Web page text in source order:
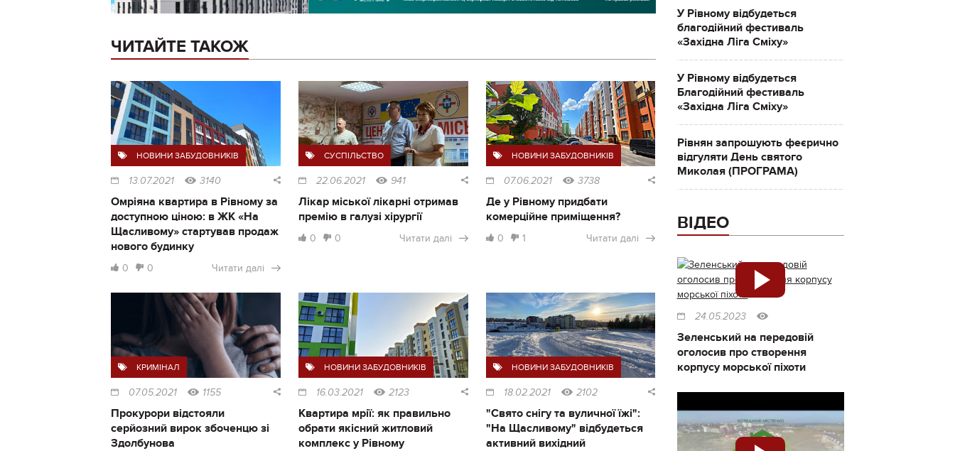
ЧИТАЙТЕ ТАКОЖ
НОВИНИ ЗАБУДОВНИКІВ
13.07.2021 3140
Омріяна квартира в Рівному за
доступною ціною: в ЖК «На
Щасливому» стартував продаж
нового будинку
0 0 Читати далі
СУСПІЛЬСТВО
22.06.2021 941
Лікар міської лікарні отримав
премію в галузі хірургії
0 0 Читати далі
НОВИНИ ЗАБУДОВНИКІВ
07.06.2021 3738
Де у Рівному придбати
комерційне приміщення?
0 1 Читати далі
КРИМІНАЛ
07.05.2021 1155
Прокурори відстояли
серйозний вирок збоченцю зі
Здолбунова
НОВИНИ ЗАБУДОВНИКІВ
16.03.2021 2123
Квартира мрії: як правильно
обрати якісний житловий
комплекс у Рівному
НОВИНИ ЗАБУДОВНИКІВ
18.02.2021 2102
"Свято снігу та вуличної їжі":
"На Щасливому" відбудеться
активний вихідний
У Рівному відбудеться
благодійний фестиваль
«Західна Ліга Сміху»
У Рівному відбудеться
Благодійний фестиваль
«Західна Ліга Сміху»
Рівнян запрошують феєрично
відгуляти День святого
Миколая (ПРОГРАМА)
ВІДЕО
24.05.2023
Зеленський на передовій
оголосив про створення
корпусу морської піхоти